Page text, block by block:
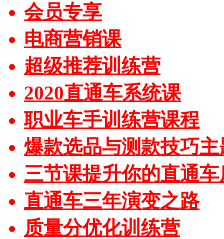
会员专享
电商营销课
超级推荐训练营
2020直通车系统课
职业车手训练营课程
爆款选品与测款技巧主
三节课提升你的直通
直通车三年演变之路
质量分优化训练营